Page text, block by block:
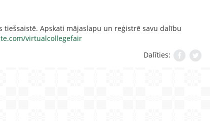
tiešsaistē. Apskati mājaslapu un reģistrē savu dalību
virtualcollegefair
Dalīties: